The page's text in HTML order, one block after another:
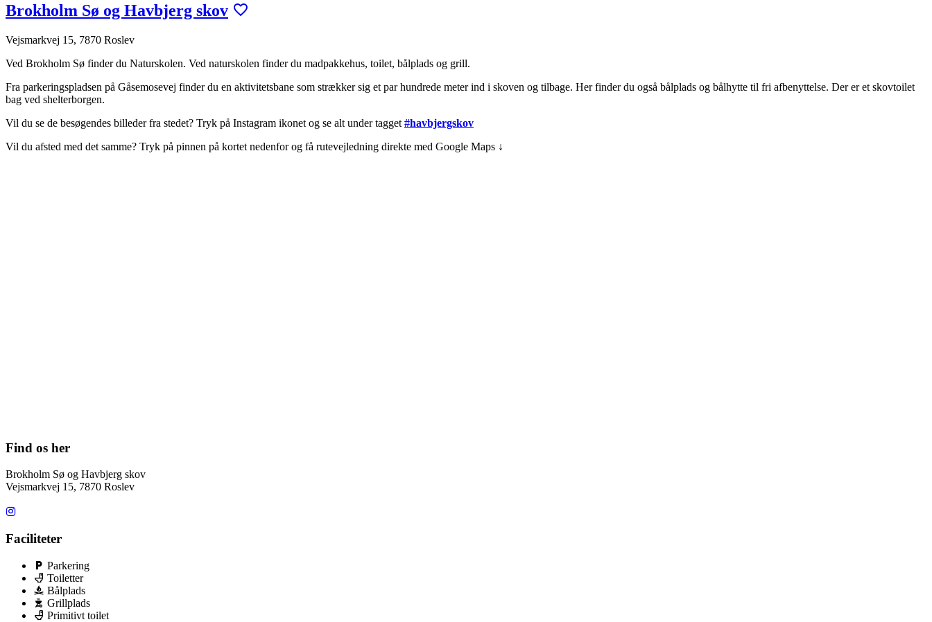
Brokholm Sø og Havbjerg skov
Vejsmarkvej 15, 7870 Roslev
Ved Brokholm Sø finder du Naturskolen. Ved naturskolen finder du madpakkehus, toilet, bålplads og grill.
Fra parkeringspladsen på Gåsemosevej finder du en aktivitetsbane som strækker sig et par hundrede meter ind i skoven og tilbage. Her finder du også bålplads og bålhytte til fri afbenyttelse. Der er et skovtoilet
bag ved shelterborgen.
Vil du se de besøgendes billeder fra stedet? Tryk på Instagram ikonet og se alt under tagget #havbjergskov
Vil du afsted med det samme? Tryk på pinnen på kortet nedenfor og få rutevejledning direkte med Google Maps ↓
Find os her
Brokholm Sø og Havbjerg skov
Vejsmarkvej 15, 7870 Roslev
Faciliteter
Parkering
Toiletter
Bålplads
Grillplads
Primitivt toilet